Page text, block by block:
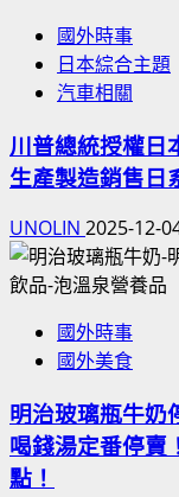
國外時事
日本綜合主題
汽車相關
川普總統授權日
生產製造銷售日
UNOLIN 2025-12-
國外時事
國外美食
明治玻璃瓶牛奶
喝錢湯定番停賣
點！